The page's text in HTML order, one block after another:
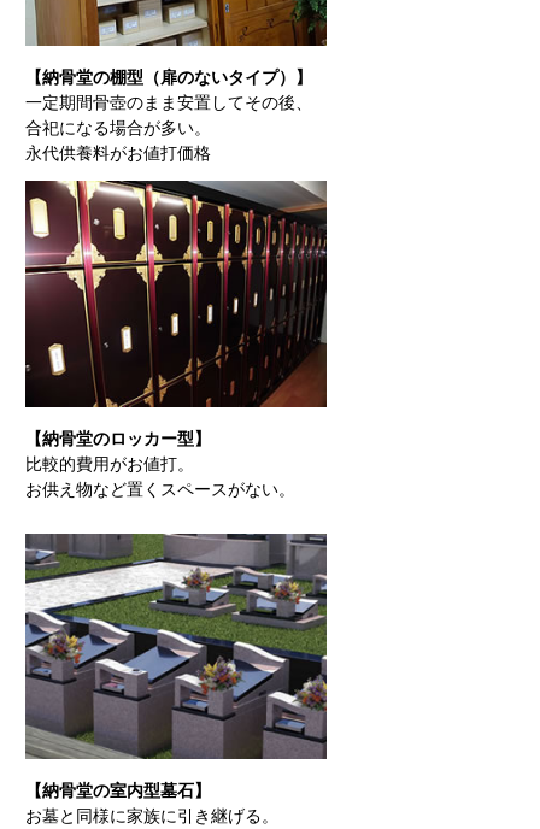
【納骨堂の棚型（扉のないタイプ）】
一定期間骨壺のまま安置してその後、
合祀になる場合が多い。
永代供養料がお値打価格
【納骨堂のロッカー型】
比較的費用がお値打。
お供え物など置くスペースがない。
【納骨堂の室内型墓石】
お墓と同様に家族に引き継げる。